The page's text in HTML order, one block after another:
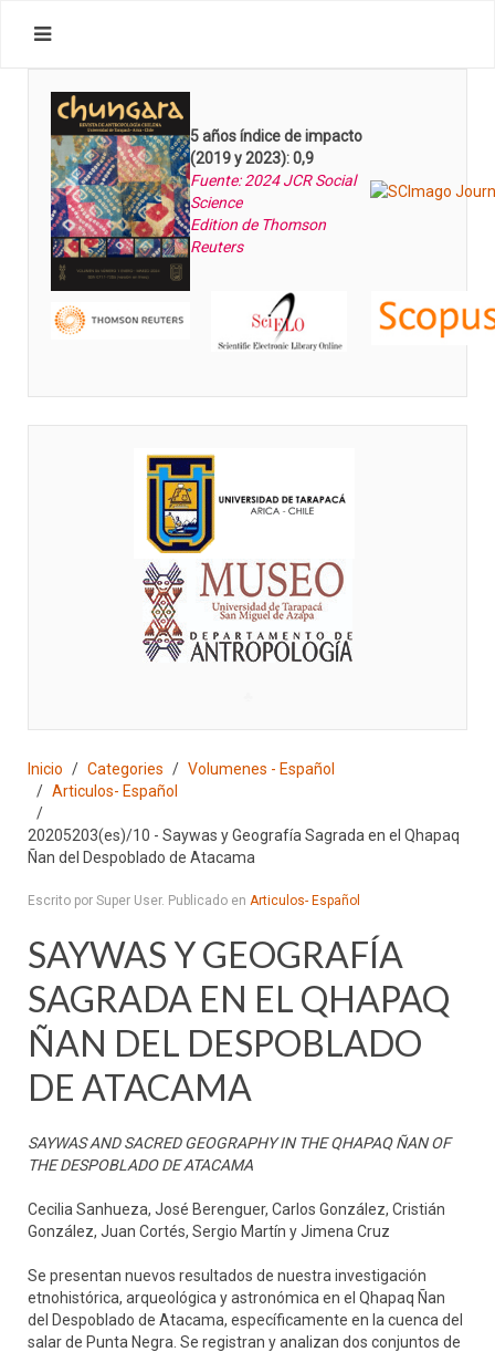
5 años índice de impacto
(2019 y 2023): 0,9
Fuente: 2024 JCR Social
Science
Edition de Thomson
Reuters
Inicio Categories
Volumenes - Español
Articulos- Español
20205203(es)/10 - Saywas y Geografía Sagrada en el Qhapaq
Ñan del Despoblado de Atacama
Escrito por Super User. Publicado en Articulos- Español
SAYWAS Y GEOGRAFÍA
SAGRADA EN EL QHAPAQ
ÑAN DEL DESPOBLADO
DE ATACAMA
SAYWAS AND SACRED GEOGRAPHY IN THE QHAPAQ ÑAN OF
THE DESPOBLADO DE ATACAMA
Cecilia Sanhueza, José Berenguer, Carlos González, Cristián
González, Juan Cortés, Sergio Martín y Jimena Cruz
Se presentan nuevos resultados de nuestra investigación
etnohistórica, arqueológica y astronómica en el Qhapaq Ñan
del Despoblado de Atacama, específicamente en la cuenca del
salar de Punta Negra. Se registran y analizan dos conjuntos de